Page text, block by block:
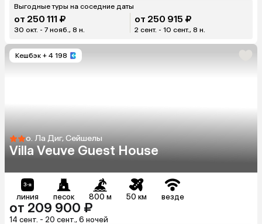
Выгодные туры на соседние даты
от 250 111 ₽
30 окт. - 7 нояб., 8 н.
от 250 915 ₽
2 сент. - 10 сент., 8 н.
Кешбэк + 4 198
о. Ла Диг, Сейшелы
Villa Veuve Guest House
линия песок 800 м 50 км везде
от 209 900 ₽
14 сент. - 20 сент., 6 ночей